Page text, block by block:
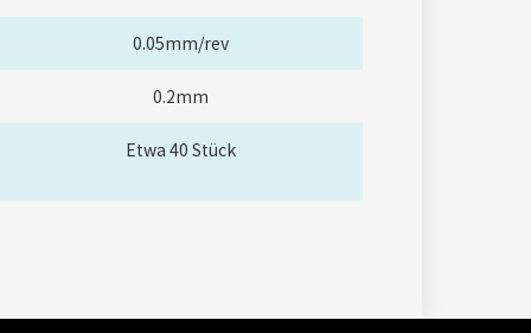
0.05mm/rev
0.2mm
Etwa 40 Stück